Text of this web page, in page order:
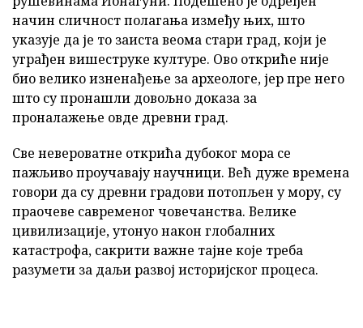
начин сличност полагања између њих, што
указује да је то заиста веома стари град, који је
уграђен вишеструке културе. Ово откриће није
био велико изненађење за археологе, јер пре него
што су пронашли довољно доказа за
проналажење овде древни град.
Све невероватне открића дубоког мора се
пажљиво проучавају научници. Већ дуже времена
говори да су древни градови потопљен у мору, су
праочеве савременог човечанства. Велике
цивилизације, утонуо након глобалних
катастрофа, сакрити важне тајне које треба
разумети за даљи развој историјског процеса.